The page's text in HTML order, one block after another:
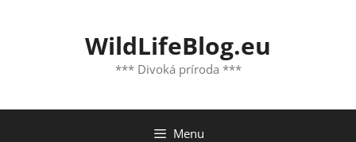
WildLifeBlog.eu
*** Divoká príroda ***
Menu